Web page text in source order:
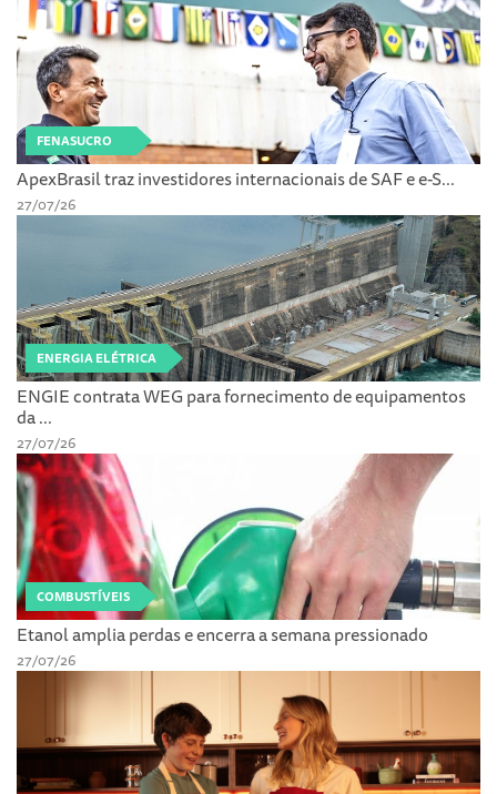
FENASUCRO
ApexBrasil traz investidores internacionais de SAF e e-S...
27/07/26
ENERGIA ELÉTRICA
ENGIE contrata WEG para fornecimento de equipamentos
da ...
27/07/26
COMBUSTÍVEIS
Etanol amplia perdas e encerra a semana pressionado
27/07/26